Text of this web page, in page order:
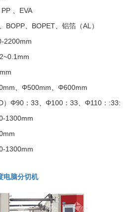
PP 、EVA
BOPP、BOPET、铝箔（AL）
2200mm
、Φ500mm、Φ600mm
D）Φ90：33、Φ100：33、Φ110：:33:
1300mm
1300mm
电脑分切机